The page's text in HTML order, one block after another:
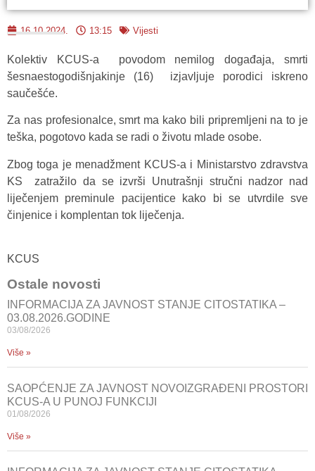
16.10.2024. 13:15 Vijesti
Kolektiv KCUS-a povodom nemilog događaja, smrti
šesnaestogodišnjakinje (16) izjavljuje porodici iskreno
saučešće.
Za nas profesionalce, smrt ma kako bili pripremljeni na to je
teška, pogotovo kada se radi o životu mlade osobe.
Zbog toga je menadžment KCUS-a i Ministarstvo zdravstva
KS zatražilo da se izvrši Unutrašnji stručni nadzor nad
liječenjem preminule pacijentice kako bi se utvrdile sve
činjenice i komplentan tok liječenja.
KCUS
Ostale novosti
INFORMACIJA ZA JAVNOST STANJE CITOSTATIKA –
03.08.2026.GODINE
03/08/2026
Više »
SAOPĆENJE ZA JAVNOST NOVOIZGRAĐENI PROSTORI
KCUS-A U PUNOJ FUNKCIJI
01/08/2026
Više »